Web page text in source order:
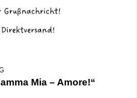
Mia – Amore!“